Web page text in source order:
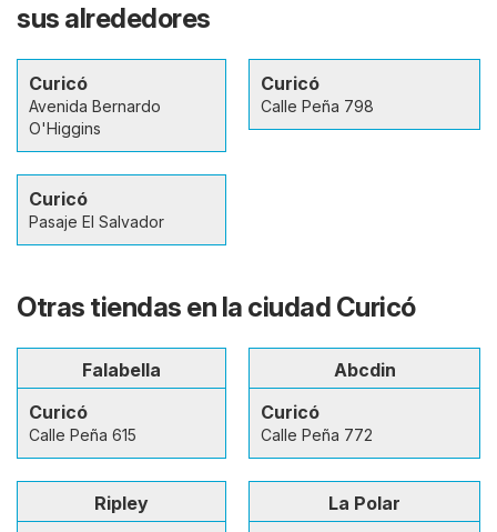
sus alrededores
Curicó
Avenida Bernardo
O'Higgins
Curicó
Calle Peña 798
Curicó
Pasaje El Salvador
Otras tiendas en la ciudad Curicó
Falabella
Curicó
Calle Peña 615
Abcdin
Curicó
Calle Peña 772
Ripley
La Polar